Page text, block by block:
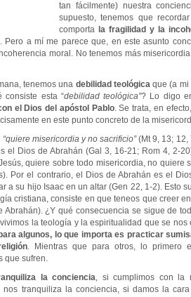
tan fácilmente) nuestra
supuesto, tenemos que
comporta la fragilidad y la
a mí me parece que, en este asunto
moral. No tenemos más
tenemos una debilidad teológicaque (a mi
consiste esta “debilidad teológica”? Lo digo
el Dios del apóstol Pablo. Se trata, en
en este punto concreto de la
“quiere misericordia y no sacrificio”(Mt 9, 13; 12,
Dios de Abrahán (Gal 3, 16-21; Rom 4, 2-
quiere sobre todo misericordia, no quiere
Por el contrario, el Dios de Abrahán es el
a su hijo Isaac en un altar (Gen 22, 1-2). Esto
cristiana, consiste en que teneos que creer
¿Y qué consecuencia se sigue de
la teología y la espiritualidad que se nos
algunos, lo que importa es practicar
. Mientras que para otros, lo primero
que sufren.
la conciencia, si cumplimos con la
tranquiliza la conciencia, si damos la